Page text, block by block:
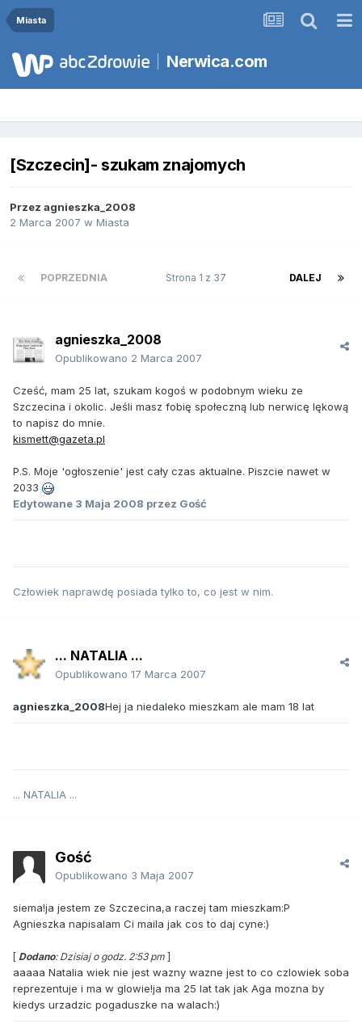
Miasta
Nerwica.com
[Szczecin]- szukam znajomych
Przez agnieszka_2008
2 Marca 2007 w Miasta
POPRZEDNIA DALEJ
Strona 1 z 37
agnieszka_2008
Opublikowano 2 Marca 2007
Cześć, mam 25 lat, szukam kogoś w podobnym wieku ze
Szczecina i okolic. Jeśli masz fobię społeczną lub nerwicę lękową
to napisz do mnie.
kismett@gazeta.pl
P.S. Moje 'ogłoszenie' jest cały czas aktualne. Piszcie nawet w
2033
Edytowane 3 Maja 2008 przez Gość
Człowiek naprawdę posiada tylko to, co jest w nim.
... NATALIA ...
Opublikowano 17 Marca 2007
agnieszka_2008Hej ja niedaleko mieszkam ale mam 18 lat
... NATALIA ...
Gość
Opublikowano 3 Maja 2007
siema!ja jestem ze Szczecina,a raczej tam mieszkam:P
Agnieszka napisalam Ci maila jak cos to daj cyne:)
[ Dodano: Dzisiaj o godz. 2:53 pm ]
aaaaa Natalia wiek nie jest wazny wazne jest to co czlowiek soba
reprezentuje i ma w glowie!ja ma 25 lat tak jak Aga mozna by
kiedys urzadzic pogaduszke na walach:)